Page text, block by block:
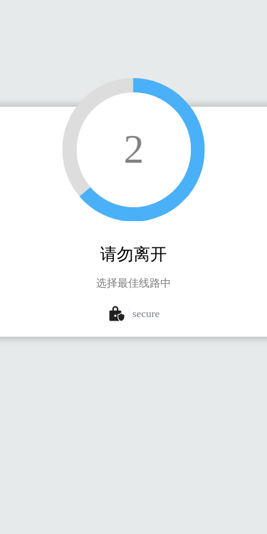
2
请勿离开
选择最佳线路中
secure